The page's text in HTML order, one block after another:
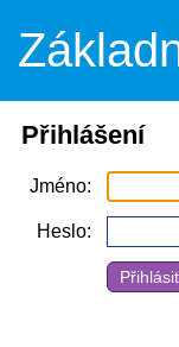
Přihlášení
Jméno
Heslo